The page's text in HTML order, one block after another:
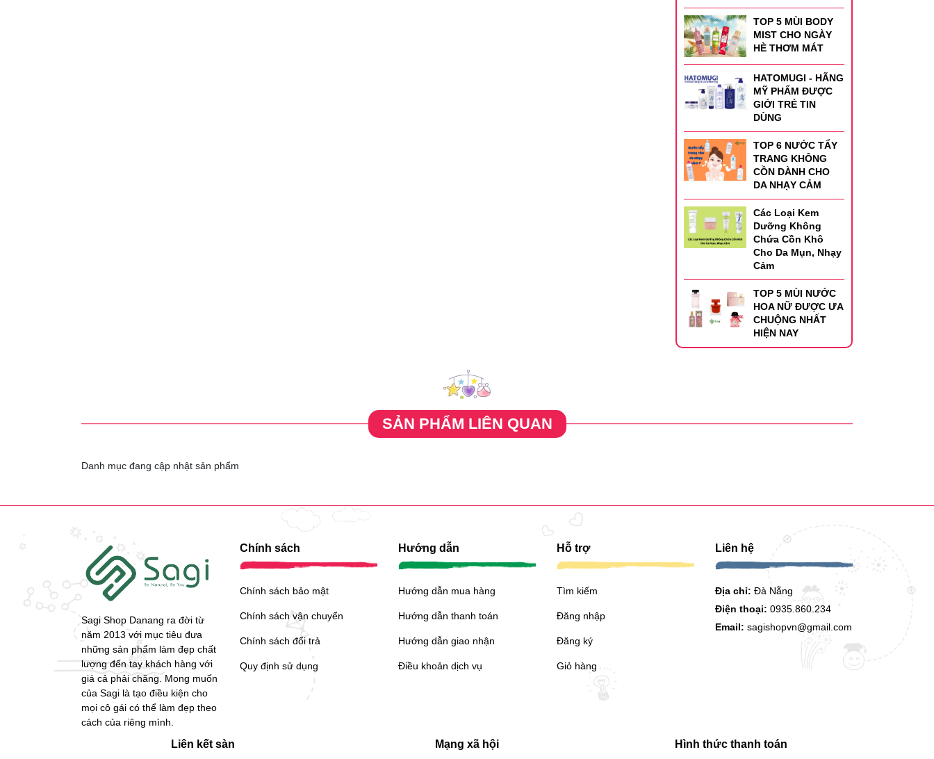
TOP 5 MÙI BODY
MIST CHO NGÀY
HÈ THƠM MÁT
HATOMUGI - HÃNG
MỸ PHẨM ĐƯỢC
GIỚI TRẺ TIN
DÙNG
TOP 6 NƯỚC TẨY
TRANG KHÔNG
CỒN DÀNH CHO
DA NHẠY CẢM
Các Loại Kem
Dưỡng Không
Chứa Cồn Khô
Cho Da Mụn, Nhạy
Cảm
TOP 5 MÙI NƯỚC
HOA NỮ ĐƯỢC ƯA
CHUỘNG NHẤT
HIỆN NAY
SẢN PHẨM LIÊN QUAN
Danh mục đang cập nhật sản phẩm
Sagi Shop Danang ra đời từ
năm 2013 với mục tiêu đưa
những sản phẩm làm đẹp chất
lượng đến tay khách hàng với
giá cả phải chăng. Mong muốn
của Sagi là tạo điều kiện cho
mọi cô gái có thể làm đẹp theo
cách của riêng mình.
Chính sách
Chính sách bảo mật
Chính sách vận chuyển
Chính sách đổi trả
Quy định sử dụng
Hướng dẫn
Hướng dẫn mua hàng
Hướng dẫn thanh toán
Hướng dẫn giao nhận
Điều khoản dịch vụ
Hỗ trợ
Tìm kiếm
Đăng nhập
Đăng ký
Giỏ hàng
Liên hệ
Địa chỉ: Đà Nẵng
Điện thoại: 0935.860.234
Email: sagishopvn@gmail.com
Liên kết sàn Mạng xã hội Hình thức thanh toán